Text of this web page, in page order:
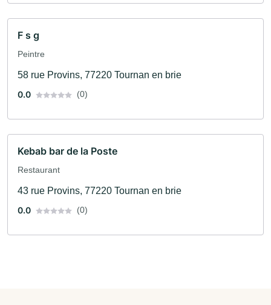
F s g
Peintre
58 rue Provins, 77220 Tournan en brie
0.0
(0)
Kebab bar de la Poste
Restaurant
43 rue Provins, 77220 Tournan en brie
0.0
(0)